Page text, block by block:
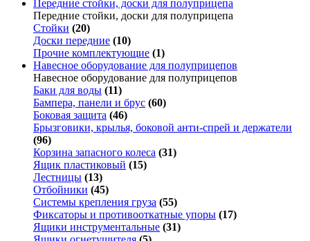
Передние стойки, доски для полуприцепа
Передние стойки, доски для полуприцепа
Стойки (20)
Доски передние (10)
Прочие комплектующие (1)
Навесное оборудование для полуприцепов
Навесное оборудование для полуприцепов
Баки для воды (11)
Бампера, панели и брус (60)
Боковая защита (46)
Брызговики, крылья, боковой анти-спрей и держатели
(96)
Корзина запасного колеса (31)
Ящик пластиковый (15)
Лестницы (13)
Отбойники (45)
Системы крепления груза (55)
Фиксаторы и противооткатные упоры (17)
Ящики инструментальные (31)